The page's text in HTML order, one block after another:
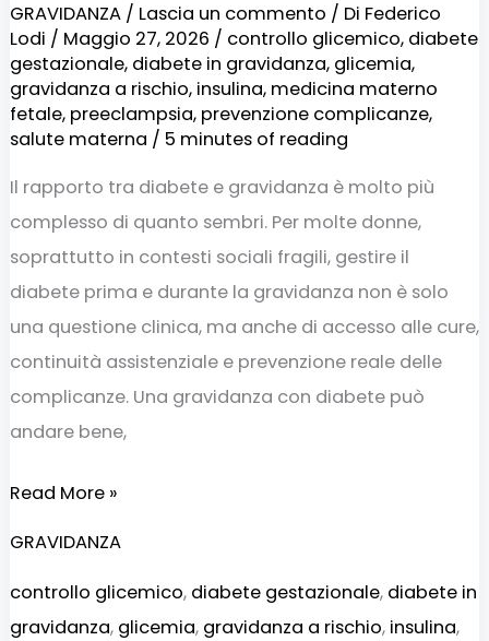
GRAVIDANZA/ Lascia un commento / Di Federico
Lodi / Maggio 27, 2026 / controllo glicemico, diabete
gestazionale, diabete in gravidanza, glicemia,
gravidanza a rischio, insulina, medicina materno
fetale, preeclampsia, prevenzione complicanze,
salute materna / 5 minutes of reading
Il rapporto tra diabete e gravidanza è molto più
complesso di quanto sembri. Per molte donne,
soprattutto in contesti sociali fragili, gestire il
diabete prima e durante la gravidanza non è solo
una questione clinica, ma anche di accesso alle cure,
continuità assistenziale e prevenzione reale delle
complicanze. Una gravidanza con diabete può
andare bene,
Read More »
GRAVIDANZA
controllo glicemico, diabete gestazionale, diabete in
gravidanza, glicemia, gravidanza a rischio, insulina,